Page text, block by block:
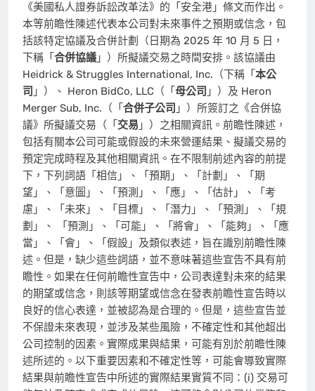
《美國私人證券訴訟改革法》的「安全港」條文而作出。
本等前瞻性陳述代表本公司對未來事件之預期或信念，包
括該特定協議及合併計劃（日期為 2025 年 10 月 5 日，
下稱「 合併協議 」）所擬議交易之時間安排。該協議由
Heidrick & Struggles International, Inc.（下稱「 本公
司 」）、 Heron BidCo, LLC（「 母公司 」）及 Heron
Merger Sub, Inc.（「 合併子公司 」）所簽訂之《合併協
議》所擬議交易（「 交易 」）之相關資訊。前瞻性陳述，
包括有關本公司可能或假設的未來營運結果、擬議交易的
預定完成時程及其他相關資訊。在不限制前述內容的前提
下，下列詞語「相信」、「預期」、「計劃」、「期
望」、「意圖」、「預測」、「應」、「估計」、「考
慮」、「未來」、「目標」、「潛力」、「預測」、「規
劃」、 「預測」、「可能」、「將會」、「能夠」、「應
當」、「會」、「假設」及類似表述，旨在識別前瞻性陳
述。但是，缺少這些詞語，並不意味著這些宣告不具有前
瞻性。如果在任何前瞻性宣告中，公司表達對未來的結果
的期望或信念，則該等期望或信念在發表前瞻性宣告時以
良好的信心表達，並被認為是合理的。但是，這些宣告並
不保證未來表現，並涉及某些風險，不確定性和其他超出
公司控制的因素。實際成果與結果，可能有別於前瞻性陳
述所述的。以下重要因素和不確定性等，可能會導致實際
結果與前瞻性宣告中所述的實際結果實質不同：(i) 交易可